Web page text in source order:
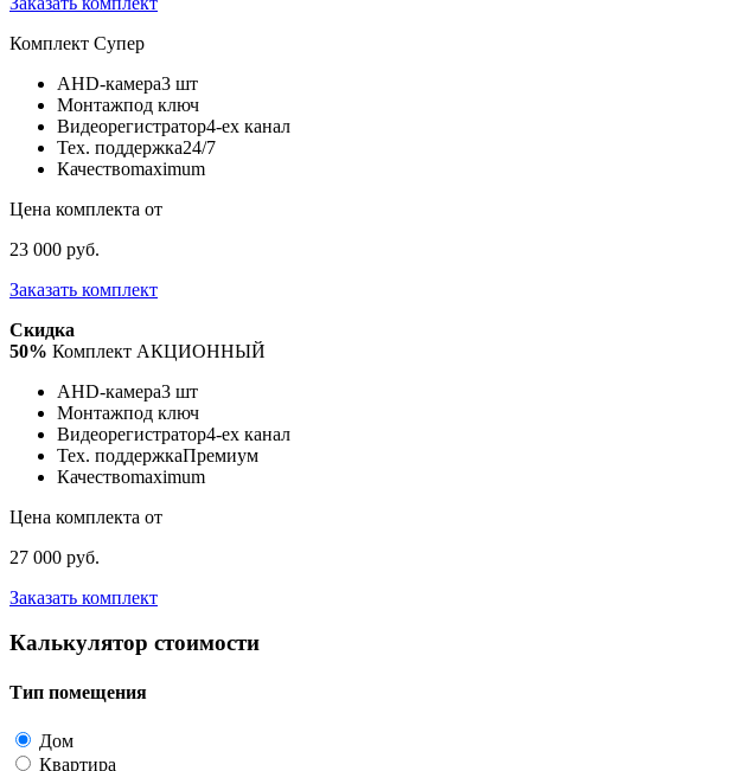
Комплект Супер
AHD-камера3 шт
Монтажпод ключ
Видеорегистратор4-ех канал
Тех. поддержка24/7
Качествоmaximum
Цена комплекта от
23 000 руб.
Заказать комплект
Скидка
50% Комплект АКЦИОННЫЙ
AHD-камера3 шт
Монтажпод ключ
Видеорегистратор4-ех канал
Тех. поддержкаПремиум
Качествоmaximum
Цена комплекта от
27 000 руб.
Заказать комплект
Калькулятор стоимости
Тип помещения
Дом
Квартира